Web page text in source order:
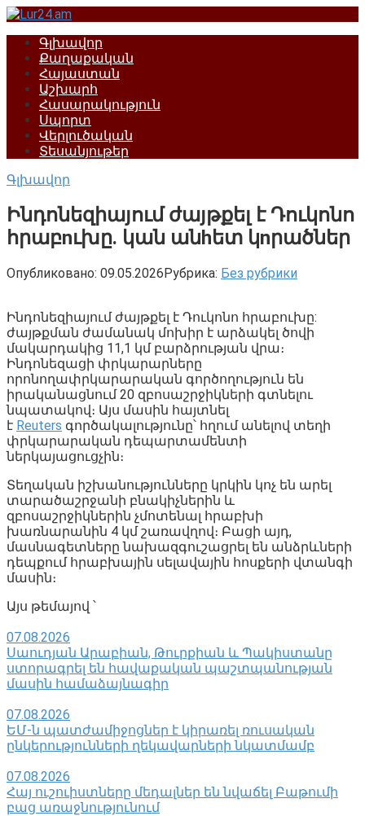
Перейти
контентуԳլխավոր
Քաղաքական
Հայաստան
Աշխարհ
Հասարակություն
Սպորտ
Վերլուծական
Տեսանյութեր
Գլխավոր
Ինդոնեզիայում ժայթքել է Դուկոնո
հրաբnւխը. կան անhետ կnրածներ
Опубликовано: 09.05.2026Рубрика: Без рубрики
Ինդոնեզիայում ժայթքել է Դուկոնո հրաբուխը:
ժայթքման ժամանակ մոխիր է արձակել ծովի
մակարդակից 11,1 կմ բարձրության վրա։
Ինդոնեզացի փրկարարները
որոնողափրկարարական գործողություն են
իրականացնում 20 զբոսաշրջիկների գտնելու
նպատակով։ Այս մասին հայտնել
է Reuters գործակալությունը՝ հղում անելով տեղի
փրկարարական դեպարտամենտի
ներկայացուցչին։
Տեղական իշխանությունները կրկին կոչ են արել
տարածաշրջանի բնակիչներին և
զբոսաշրջիկներին չմոտենալ հրաբխի
խառնարանին 4 կմ շառավղով։ Բացի այդ,
մասնագետները նախազգուշացրել են անձրևների
դեպքում հրաբխային սելավային հոսքերի վտանգի
մասին։
Այս թեմայով ՝
07.08.2026
Սաուդյան Արաբիան, Թուրքիան և Պակիստանը
ստորագրել են հավաքական պաշտպանության
մասին համաձայնագիր
07.08.2026
ԵՄ-ն պատժամիջոցներ է կիրառել ռուսական
ընկերությունների ղեկավարների նկատմամբ
07.08.2026
Հայ ուշուիստները մեդալներ են նվաճել Բաթումի
բաց առաջնությունում